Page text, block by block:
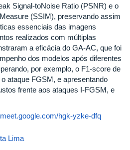
Signal-toNoise Ratio (PSNR) e o
(SSIM), preservando assim
essenciais das imagens
realizados com múltiplas
a eficácia do GA-AC, que foi
dos modelos após diferentes
por exemplo, o F1-score de
ataque FGSM, e apresentando
frente aos ataques I-FGSM, e
hgk-yzke-dfq
Lima